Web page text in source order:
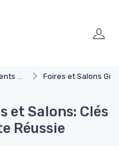
B2C Foires et Salons Grand
et Salons: Clés
Réussie